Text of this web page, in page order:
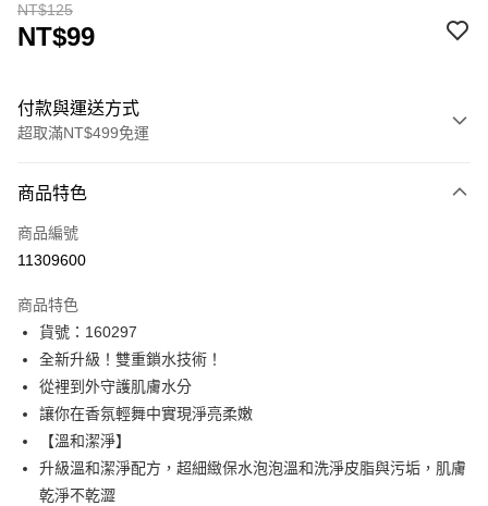
NT$125
NT$99
付款與運送方式
超取滿NT$499免運
icash Pay
信用卡一次付款
LINE Pay
Apple Pay
街口支付
悠遊付
Google Pay
商品特色
商品編號
11309600
商品特色
貨號：160297
全新升級！雙重鎖水技術！
從裡到外守護肌膚水分
讓你在香氛輕舞中實現淨亮柔嫩
【溫和潔淨】
升級溫和潔淨配方，超細緻保水泡泡溫和洗淨皮脂與污垢，肌膚
乾淨不乾澀